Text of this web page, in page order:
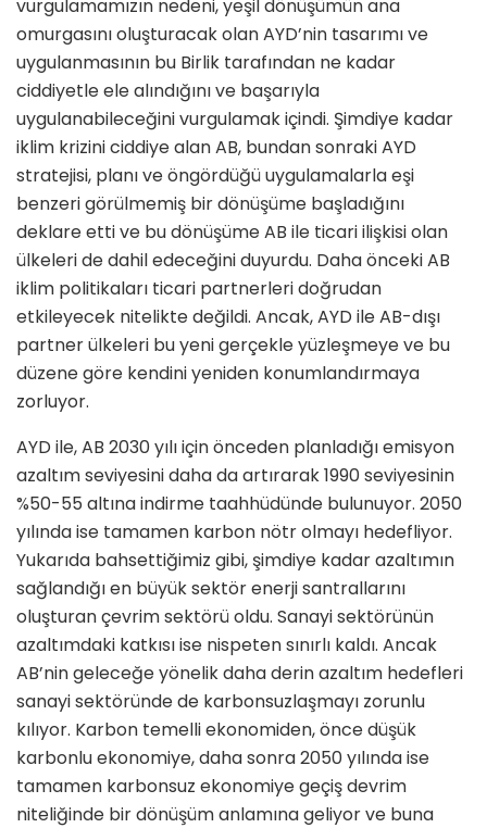
vurgulamamızın nedeni, yeşil dönüşümün ana
omurgasını oluşturacak olan AYD’nin tasarımı ve
uygulanmasının bu Birlik tarafından ne kadar
ciddiyetle ele alındığını ve başarıyla
uygulanabileceğini vurgulamak içindi. Şimdiye kadar
iklim krizini ciddiye alan AB, bundan sonraki AYD
stratejisi, planı ve öngördüğü uygulamalarla eşi
benzeri görülmemiş bir dönüşüme başladığını
deklare etti ve bu dönüşüme AB ile ticari ilişkisi olan
ülkeleri de dahil edeceğini duyurdu. Daha önceki AB
iklim politikaları ticari partnerleri doğrudan
etkileyecek nitelikte değildi. Ancak, AYD ile AB-dışı
partner ülkeleri bu yeni gerçekle yüzleşmeye ve bu
düzene göre kendini yeniden konumlandırmaya
zorluyor.
AYD ile, AB 2030 yılı için önceden planladığı emisyon
azaltım seviyesini daha da artırarak 1990 seviyesinin
%50-55 altına indirme taahhüdünde bulunuyor. 2050
yılında ise tamamen karbon nötr olmayı hedefliyor.
Yukarıda bahsettiğimiz gibi, şimdiye kadar azaltımın
sağlandığı en büyük sektör enerji santrallarını
oluşturan çevrim sektörü oldu. Sanayi sektörünün
azaltımdaki katkısı ise nispeten sınırlı kaldı. Ancak
AB’nin geleceğe yönelik daha derin azaltım hedefleri
sanayi sektöründe de karbonsuzlaşmayı zorunlu
kılıyor. Karbon temelli ekonomiden, önce düşük
karbonlu ekonomiye, daha sonra 2050 yılında ise
tamamen karbonsuz ekonomiye geçiş devrim
niteliğinde bir dönüşüm anlamına geliyor ve buna